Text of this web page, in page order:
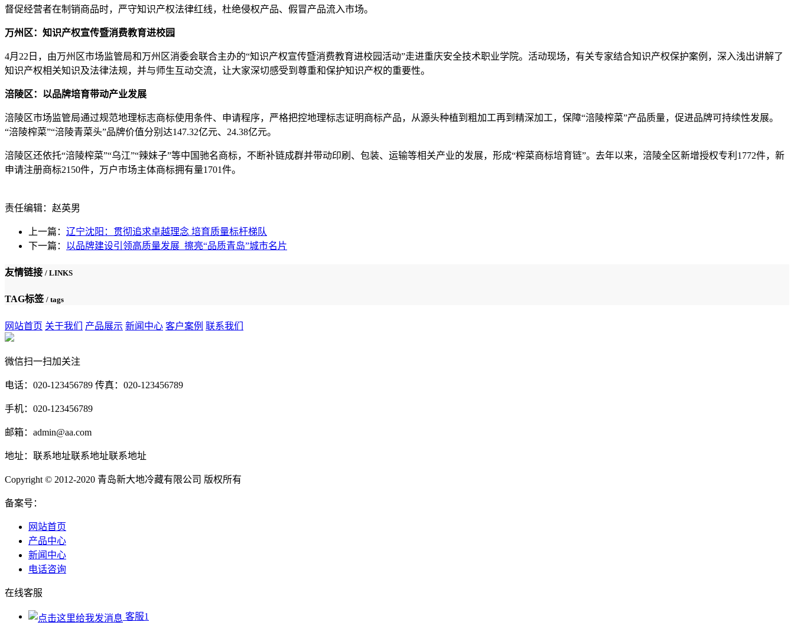
督促经营者在制销商品时，严守知识产权法律红线，杜绝侵权产品、假冒产品流入市场。
万州区：知识产权宣传暨消费教育进校园
4月22日，由万州区市场监管局和万州区消委会联合主办的“知识产权宣传暨消费教育进校园活动”走进重庆安全技术职业学院。活动现场，有关专家结合知识产权保护案例，深入浅出讲解了
知识产权相关知识及法律法规，并与师生互动交流，让大家深切感受到尊重和保护知识产权的重要性。
涪陵区：以品牌培育带动产业发展
涪陵区市场监管局通过规范地理标志商标使用条件、申请程序，严格把控地理标志证明商标产品，从源头种植到粗加工再到精深加工，保障“涪陵榨菜”产品质量，促进品牌可持续性发展。
“涪陵榨菜”“涪陵青菜头”品牌价值分别达147.32亿元、24.38亿元。
涪陵区还依托“涪陵榨菜”“乌江”“辣妹子”等中国驰名商标，不断补链成群并带动印刷、包装、运输等相关产业的发展，形成“榨菜商标培育链”。去年以来，涪陵全区新增授权专利1772件，新
申请注册商标2150件，万户市场主体商标拥有量1701件。
责任编辑：赵英男
上一篇： 辽宁沈阳：贯彻追求卓越理念 培育质量标杆梯队
下一篇： 以品牌建设引领高质量发展 擦亮“品质青岛”城市名片
友情链接 / LINKS
TAG标签 / tags
网站首页 关于我们 产品展示 新闻中心 客户案例 联系我们
微信扫一扫加关注
电话：020-123456789 传真：020-123456789
手机：020-123456789
邮箱：admin@aa.com
地址：联系地址联系地址联系地址
Copyright © 2012-2020 青岛新大地冷藏有限公司 版权所有
备案号：
网站首页
产品中心
新闻中心
电话咨询
在线客服
客服1